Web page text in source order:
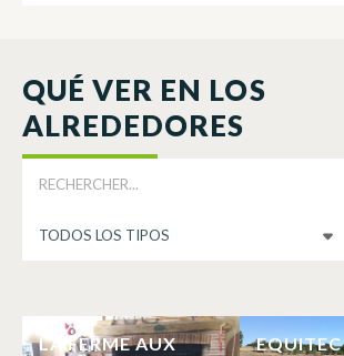
QUÉ VER EN LOS
ALREDEDORES
LA FERME AUX
EQUITEC